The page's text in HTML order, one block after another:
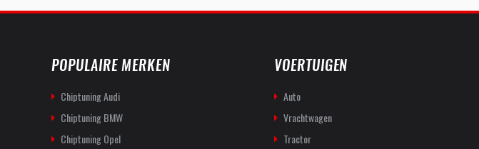
POPULAIRE MERKEN
Chiptuning Audi
Chiptuning BMW
Chiptuning Opel
VOERTUIGEN
Auto
Vrachtwagen
Tractor